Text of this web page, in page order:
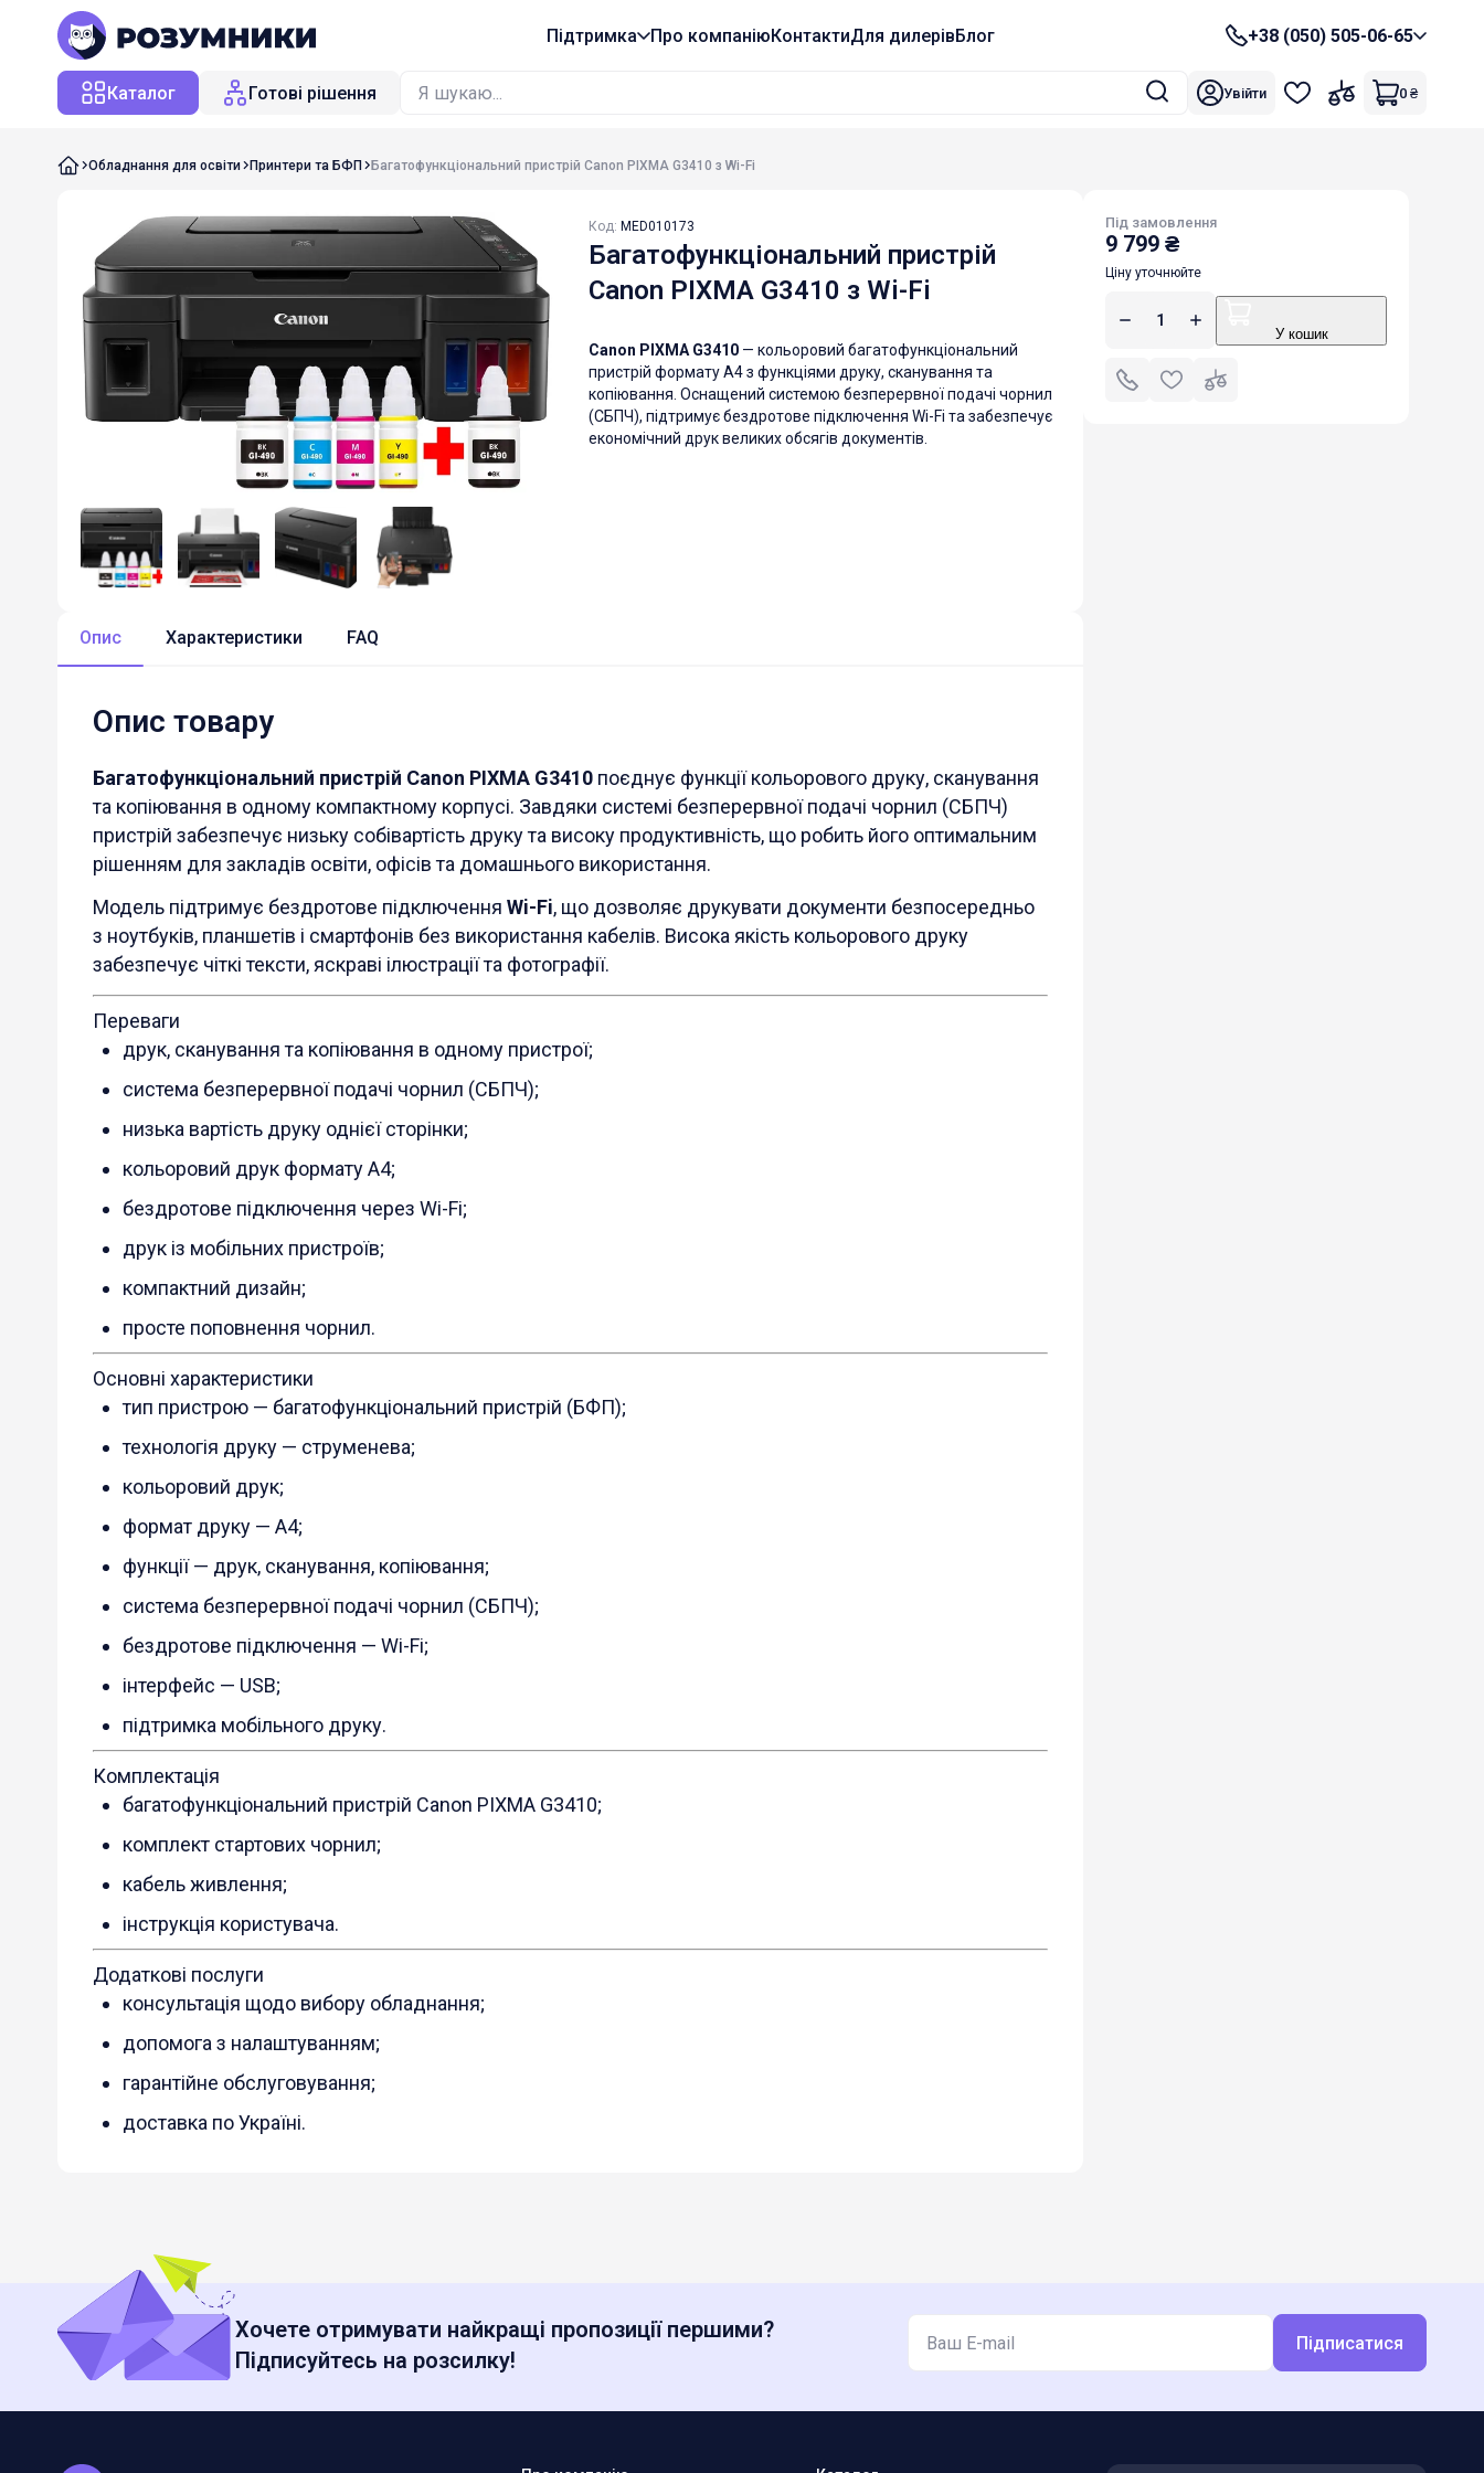
Підтримка Про компаніюКонтактиДля дилерівБлог +38 (050) 505-06-65
Каталог Готові рішення Увійти 0 ₴
Обладнання для освіти Принтери та БФП Багатофункціональний пристрій Canon PIXMA G3410 з Wi-Fi
Код: MED010173
Багатофункціональний пристрій
Canon PIXMA G3410 з Wi-Fi
Canon PIXMA G3410— кольоровий багатофункціональний
пристрій формату A4 з функціями друку, сканування та
копіювання. Оснащений системою безперервної подачі чорнил
(СБПЧ), підтримує бездротове підключення Wi-Fi та забезпечує
економічний друк великих обсягів документів.
Під замовлення
9 799 ₴
Ціну уточнюйте
У кошик
Опис Характеристики FAQ
Опис товару
Багатофункціональний пристрій Canon PIXMA G3410 поєднує функції кольорового друку, сканування
та копіювання в одному компактному корпусі. Завдяки системі безперервної подачі чорнил (СБПЧ)
пристрій забезпечує низьку собівартість друку та високу продуктивність, що робить його оптимальним
рішенням для закладів освіти, офісів та домашнього використання.
Модель підтримує бездротове підключення Wi-Fi, що дозволяє друкувати документи безпосередньо
з ноутбуків, планшетів і смартфонів без використання кабелів. Висока якість кольорового друку
забезпечує чіткі тексти, яскраві ілюстрації та фотографії.
Переваги
друк, сканування та копіювання в одному пристрої;
система безперервної подачі чорнил (СБПЧ);
низька вартість друку однієї сторінки;
кольоровий друк формату A4;
бездротове підключення через Wi-Fi;
друк із мобільних пристроїв;
компактний дизайн;
просте поповнення чорнил.
Основні характеристики
тип пристрою — багатофункціональний пристрій (БФП);
технологія друку — струменева;
кольоровий друк;
формат друку — A4;
функції — друк, сканування, копіювання;
система безперервної подачі чорнил (СБПЧ);
бездротове підключення — Wi-Fi;
інтерфейс — USB;
підтримка мобільного друку.
Комплектація
багатофункціональний пристрій Canon PIXMA G3410;
комплект стартових чорнил;
кабель живлення;
інструкція користувача.
Додаткові послуги
консультація щодо вибору обладнання;
допомога з налаштуванням;
гарантійне обслуговування;
доставка по Україні.
Хочете отримувати найкращі пропозиції першими?
Підписуйтесь на розсилку!
Підписатися